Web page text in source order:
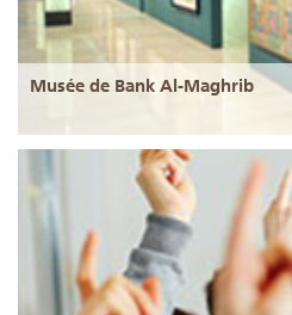
Musée de Bank Al-Maghrib